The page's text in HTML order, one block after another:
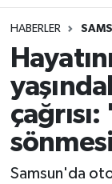
HABERLER
Samsun'da
Sokak
Genel
Dünya
Eğitim
Samsun
Samsun
Süper Lig
Tüm